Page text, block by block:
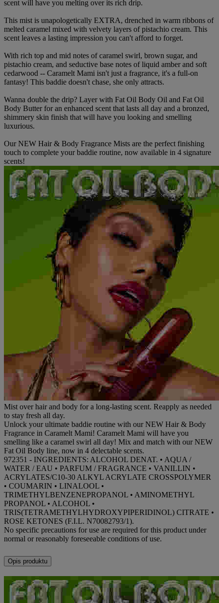
scent will have you melting over its rich drip.
This mist is unapologetically EXTRA, drenched in warm ribbons of
melted caramel mixed with velvety layers of pistachio cream. This
scent leaves a lasting impression you can't afford to forget.
With rich top and mid notes of caramel swirl, brown sugar, and
pistachio cream, and seductive base notes of liquid amber and soft
cedarwood -- Caramelt Mami isn't just a fragrance, it's a full-on
fantasy! This baddie doesn't chase, she only attracts.
Wanna double the drip? Layer with Fat Oil Body Oil and Fat Oil
Body Butter for an enhanced scent that lasts all day and a bronzed,
shimmery skin finish that will have you looking and smelling
luxurious.
Our NEW Hair & Body Fragrance Mists are the perfect finishing
touch to complete your baddie routine, now available in 4 signature
scents!
Mist over hair and body for a long-lasting scent. Reapply as needed
to stay fresh all day.
Unlock your ultimate baddie routine with our NEW Hair & Body
Fragrance in Caramelt Mami! Caramelt Mami will have you
smelling like a caramel swirl all day! Mix and match with our NEW
Fat Oil Body line, now in 4 delectable scents.
972351 - INGREDIENTS: ALCOHOL DENAT. • AQUA /
WATER / EAU • PARFUM / FRAGRANCE • VANILLIN •
ACRYLATES/C10-30 ALKYL ACRYLATE CROSSPOLYMER
• COUMARIN • LINALOOL •
TRIMETHYLBENZENEPROPANOL • AMINOMETHYL
PROPANOL • ALCOHOL •
TRIS(TETRAMETHYLHYDROXYPIPERIDINOL) CITRATE •
ROSE KETONES (F.I.L. N70082793/1).
No specific precautions for use are required for this product under
normal or reasonably foreseeable conditions of use.
Opis produktu